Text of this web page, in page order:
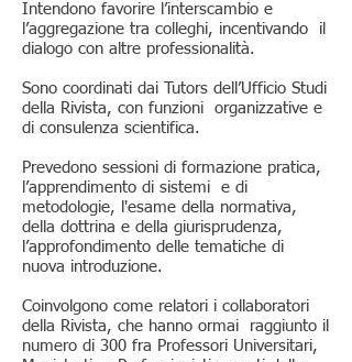
Intendono favorire l’interscambio e
l’aggregazione tra colleghi, incentivando il
dialogo con altre professionalità.
Sono coordinati dai Tutors dell’Ufficio Studi
della Rivista, con funzioni organizzative e
di consulenza scientifica.
Prevedono sessioni di formazione pratica,
l’apprendimento di sistemi e di
metodologie, l'esame della normativa,
della dottrina e della giurisprudenza,
l’approfondimento delle tematiche di
nuova introduzione.
Coinvolgono come relatori i collaboratori
della Rivista, che hanno ormai raggiunto il
numero di 300 fra Professori Universitari,